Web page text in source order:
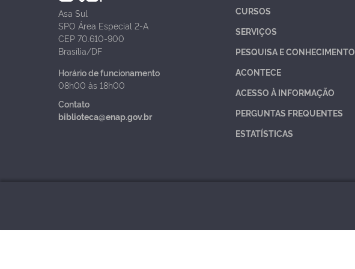
Asa Sul
SPO Área Especial 2-A
CEP 70.610-900
Brasília/DF
Horário de funcionamento
08h00 às 18h00
Contato
biblioteca@enap.gov.br
CURSOS
SERVIÇOS
PESQUISA E CONHECIMENTO
ACONTECE
ACESSO À INFORMAÇÃO
PERGUNTAS FREQUENTES
ESTATÍSTICAS